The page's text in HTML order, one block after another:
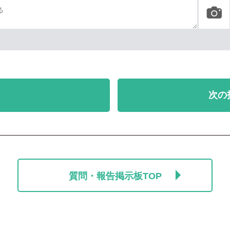
次の
質問・報告掲示板TOP